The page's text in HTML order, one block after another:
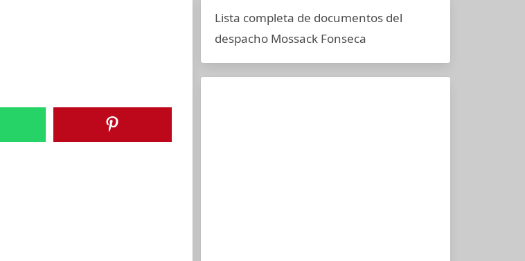
Lista completa de documentos del
despacho Mossack Fonseca